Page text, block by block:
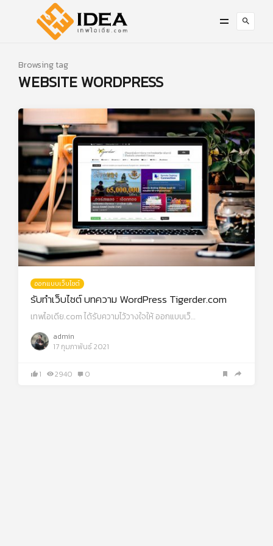
Browsing tag
WEBSITE WORDPRESS
ออกแบบเว็บไซต์
รับทำเว็บไซต์ บทความ WordPress Tigerder.com
เทพไอเดีย.com ได้รับความไว้วางใจให้ ออกแบบเว็…
admin
17 กุมภาพันธ์ 2021
1 2940 0